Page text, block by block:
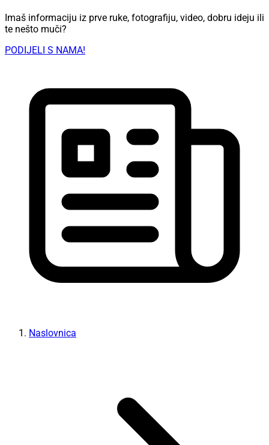
Imaš informaciju iz prve ruke, fotografiju, video, dobru ideju ili
te nešto muči?
PODIJELI S NAMA!
Naslovnica